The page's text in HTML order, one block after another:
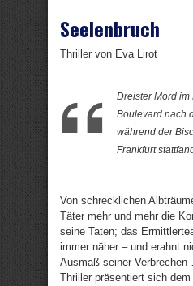
Seelenbruch
Thriller von Eva Lirot
Dreister Mord im
Boulevard nach
während der
Frankfurt
Von schrecklichen
Täter mehr und mehr die
seine Taten; das
immer näher – und erahnt
Ausmaß seiner
Thriller präsentiert sich